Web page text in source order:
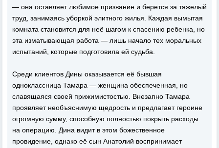
— она оставляет любимое призвание и берется за тяжелый
труд, занимаясь уборкой элитного жилья. Каждая вымытая
комната становится для неё шагом к спасению ребенка, но
эта изматывающая работа — лишь начало тех моральных
испытаний, которые подготовила ей судьба.
Среди клиентов Дины оказывается её бывшая
одноклассница Тамара — женщина обеспеченная, но
славящаяся своей прижимистостью. Внезапно Тамара
проявляет необъяснимую щедрость и предлагает героине
огромную сумму, способную полностью покрыть расходы
на операцию. Дина видит в этом божественное
провидение, однако её сын Анатолий воспринимает